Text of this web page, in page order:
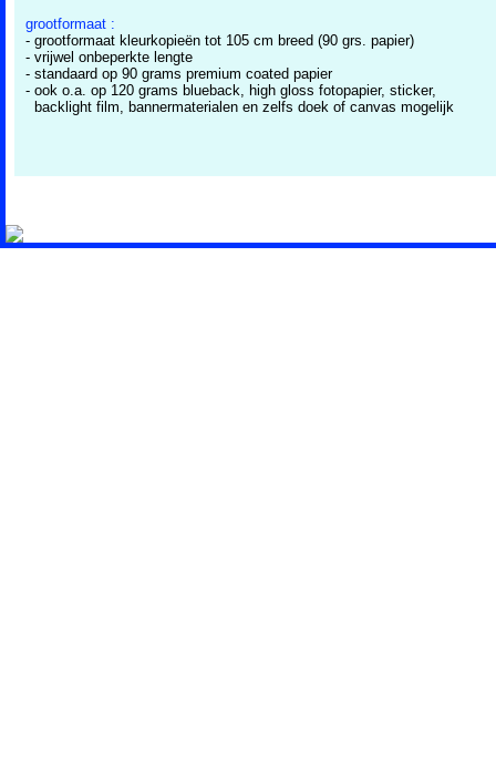
grootformaat :
- grootformaat kleurkopieën tot 105 cm breed (90 grs. papier)
- vrijwel onbeperkte lengte
- standaard op 90 grams premium coated papier
- ook o.a. op 120 grams blueback, high gloss fotopapier, sticker,
backlight film, bannermaterialen en zelfs doek of canvas mogelijk